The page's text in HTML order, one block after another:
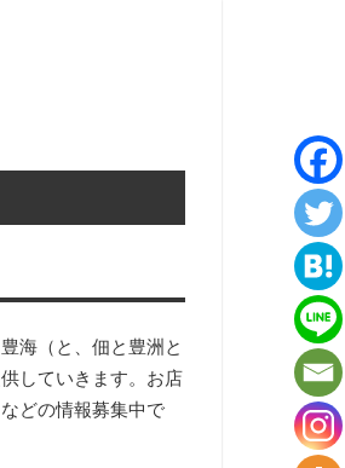
海（と、佃と豊洲と
していきます。お店
どの情報募集中で